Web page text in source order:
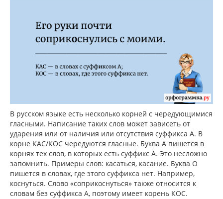
В русском языке есть несколько корней с чередующимися
гласными. Написание таких слов может зависеть от
ударения или от наличия или отсутствия суффикса А. В
корне КАС/КОС чередуются гласные. Буква А пишется в
корнях тех слов, в которых есть суффикс А. Это несложно
запомнить. Примеры слов: касаться, касание. Буква О
пишется в словах, где этого суффикса нет. Например,
коснуться. Слово «соприкоснуться» также относится к
словам без суффикса А, поэтому имеет корень КОС.